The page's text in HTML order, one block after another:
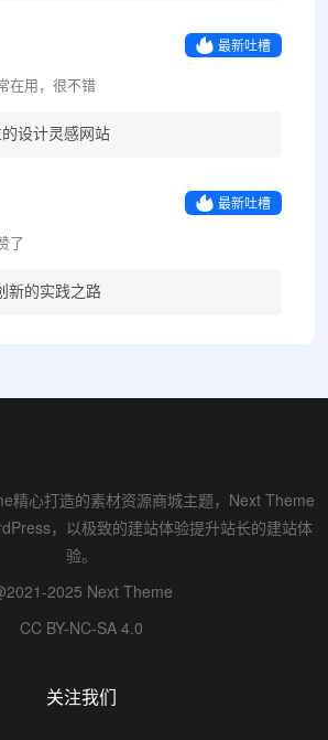
最新吐槽
在用，很不错
设计灵感网站
最新吐槽
了
新的实践之路
精心打造的素材资源商城主题，Next Theme
，以极致的建站体验提升站长的建站体
验。
2025 Next Theme
CC BY-NC-SA 4.0
关注我们